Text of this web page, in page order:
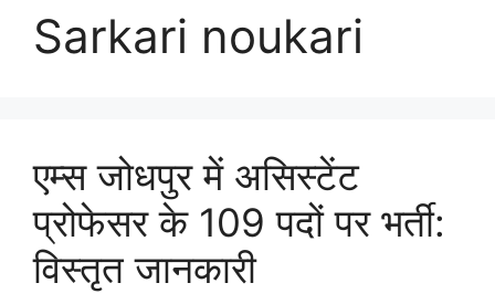
Sarkari noukari
एम्स जोधपुर में असिस्टेंट
प्रोफेसर के 109 पदों पर भर्ती:
विस्तृत जानकारी